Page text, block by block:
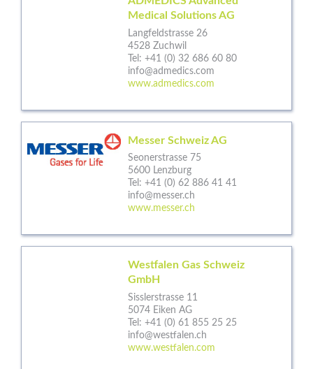
Medical Solutions AG
Langfeldstrasse 26
4528 Zuchwil
Tel: +41 (0) 32 686 60 80
info@admedics.com
www.admedics.com
Messer Schweiz AG
Seonerstrasse 75
5600 Lenzburg
Tel: +41 (0) 62 886 41 41
info@messer.ch
www.messer.ch
Westfalen Gas Schweiz
GmbH
Sisslerstrasse 11
5074 Eiken AG
Tel: +41 (0) 61 855 25 25
info@westfalen.ch
www.westfalen.com